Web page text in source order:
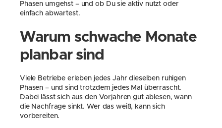
Phasen umgehst – und ob Du sie aktiv nutzt oder
einfach abwartest.
Warum schwache Monate
planbar sind
Viele Betriebe erleben jedes Jahr dieselben ruhigen
Phasen – und sind trotzdem jedes Mal überrascht.
Dabei lässt sich aus den Vorjahren gut ablesen, wann
die Nachfrage sinkt. Wer das weiß, kann sich
vorbereiten.